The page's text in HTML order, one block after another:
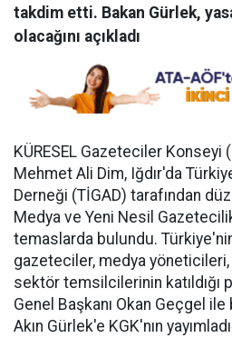
takdim etti. Bakan Gürlek,
olacağını açıkladı
KÜRESEL Gazeteciler Konseyi
Mehmet Ali Dim, Iğdır'da
Derneği (TİGAD) tarafından
Medya ve Yeni Nesil
temaslarda bulundu.
gazeteciler, medya
sektör temsilcilerinin katıldığı
Genel Başkanı Okan Geçgel
Akın Gürlek'e KGK'nın